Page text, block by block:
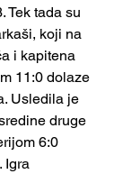
Tek tada su
koji na
i kapitena
11:0 dolaze
Usledila je
druge
6:0
Igra